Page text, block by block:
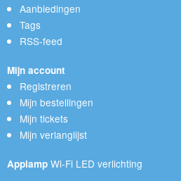
Aanbiedingen
Tags
RSS-feed
Mijn account
Registreren
Mijn bestellingen
Mijn tickets
Mijn verlanglijst
Applamp Wi-Fi LED verlichting